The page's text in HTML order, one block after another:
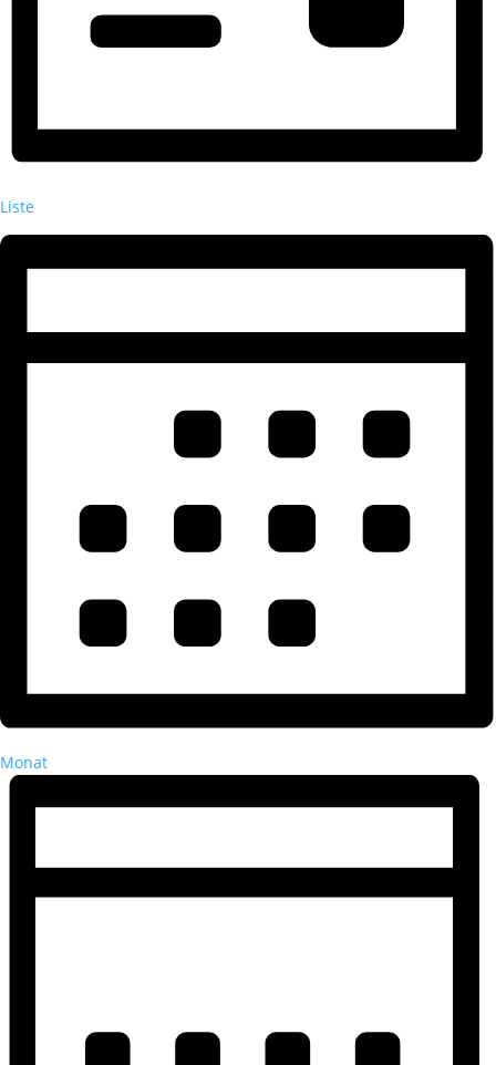
Liste
Monat